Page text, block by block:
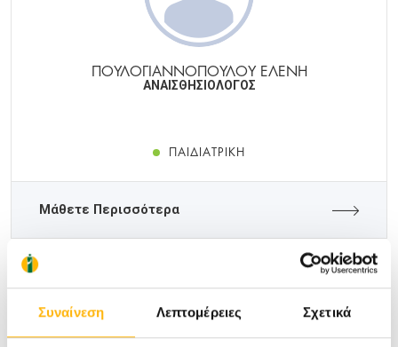
Συναίνεση Λεπτομέρειες Σχετικά
ΠΟΥΛΟΓΙΑΝΝΟΠΟΥΛΟΥ ΕΛΕΝΗ
ΑΝΑΙΣΘΗΣΙΟΛΟΓΟΣ
ΠΑΙΔΙΑΤΡΙΚΉ
Μάθετε Περισσότερα